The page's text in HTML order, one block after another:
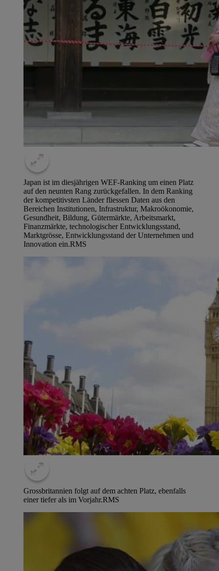
Japan ist im diesjährigen WEF-Ranking um einen Platz
auf den neunten Rang zurückgefallen. In dem Ranking
der kompetitivsten Länder fliessen Daten aus den
Bereichen Institutionen, Infrastruktur, Makroökonomie,
Gesundheit, Bildung, Gütermärkte, Arbeitsmarkt,
Finanzmärkte, technologischer Entwicklungsstand,
Marktgrösse, Entwicklungsstand der Unternehmen und
Innovation ein.RMS
Grossbritannien folgt auf dem achten Platz, ebenfalls
einer tiefer als im Vorjahr.RMS